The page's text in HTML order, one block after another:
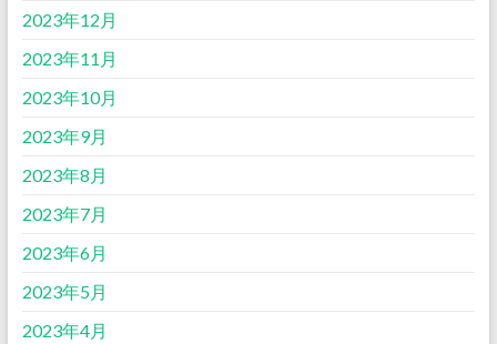
2023年12月
2023年11月
2023年10月
2023年9月
2023年8月
2023年7月
2023年6月
2023年5月
2023年4月